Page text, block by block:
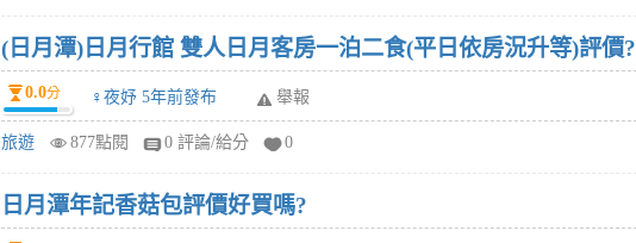
(日月潭)日月行館 雙人日月客房一泊二食(平日依房況升等)評價?
0.0分 ♀夜妤 5年前發布 舉報
旅遊 877點閱 0 評論/給分 0
日月潭年記香菇包評價好買嗎?